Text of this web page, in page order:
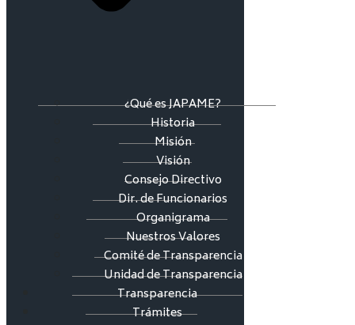
¿Qué es JAPAME?
Historia
Misión
Visión
Consejo Directivo
Dir. de Funcionarios
Organigrama
Nuestros Valores
Comité de Transparencia
Unidad de Transparencia
Transparencia
Trámites